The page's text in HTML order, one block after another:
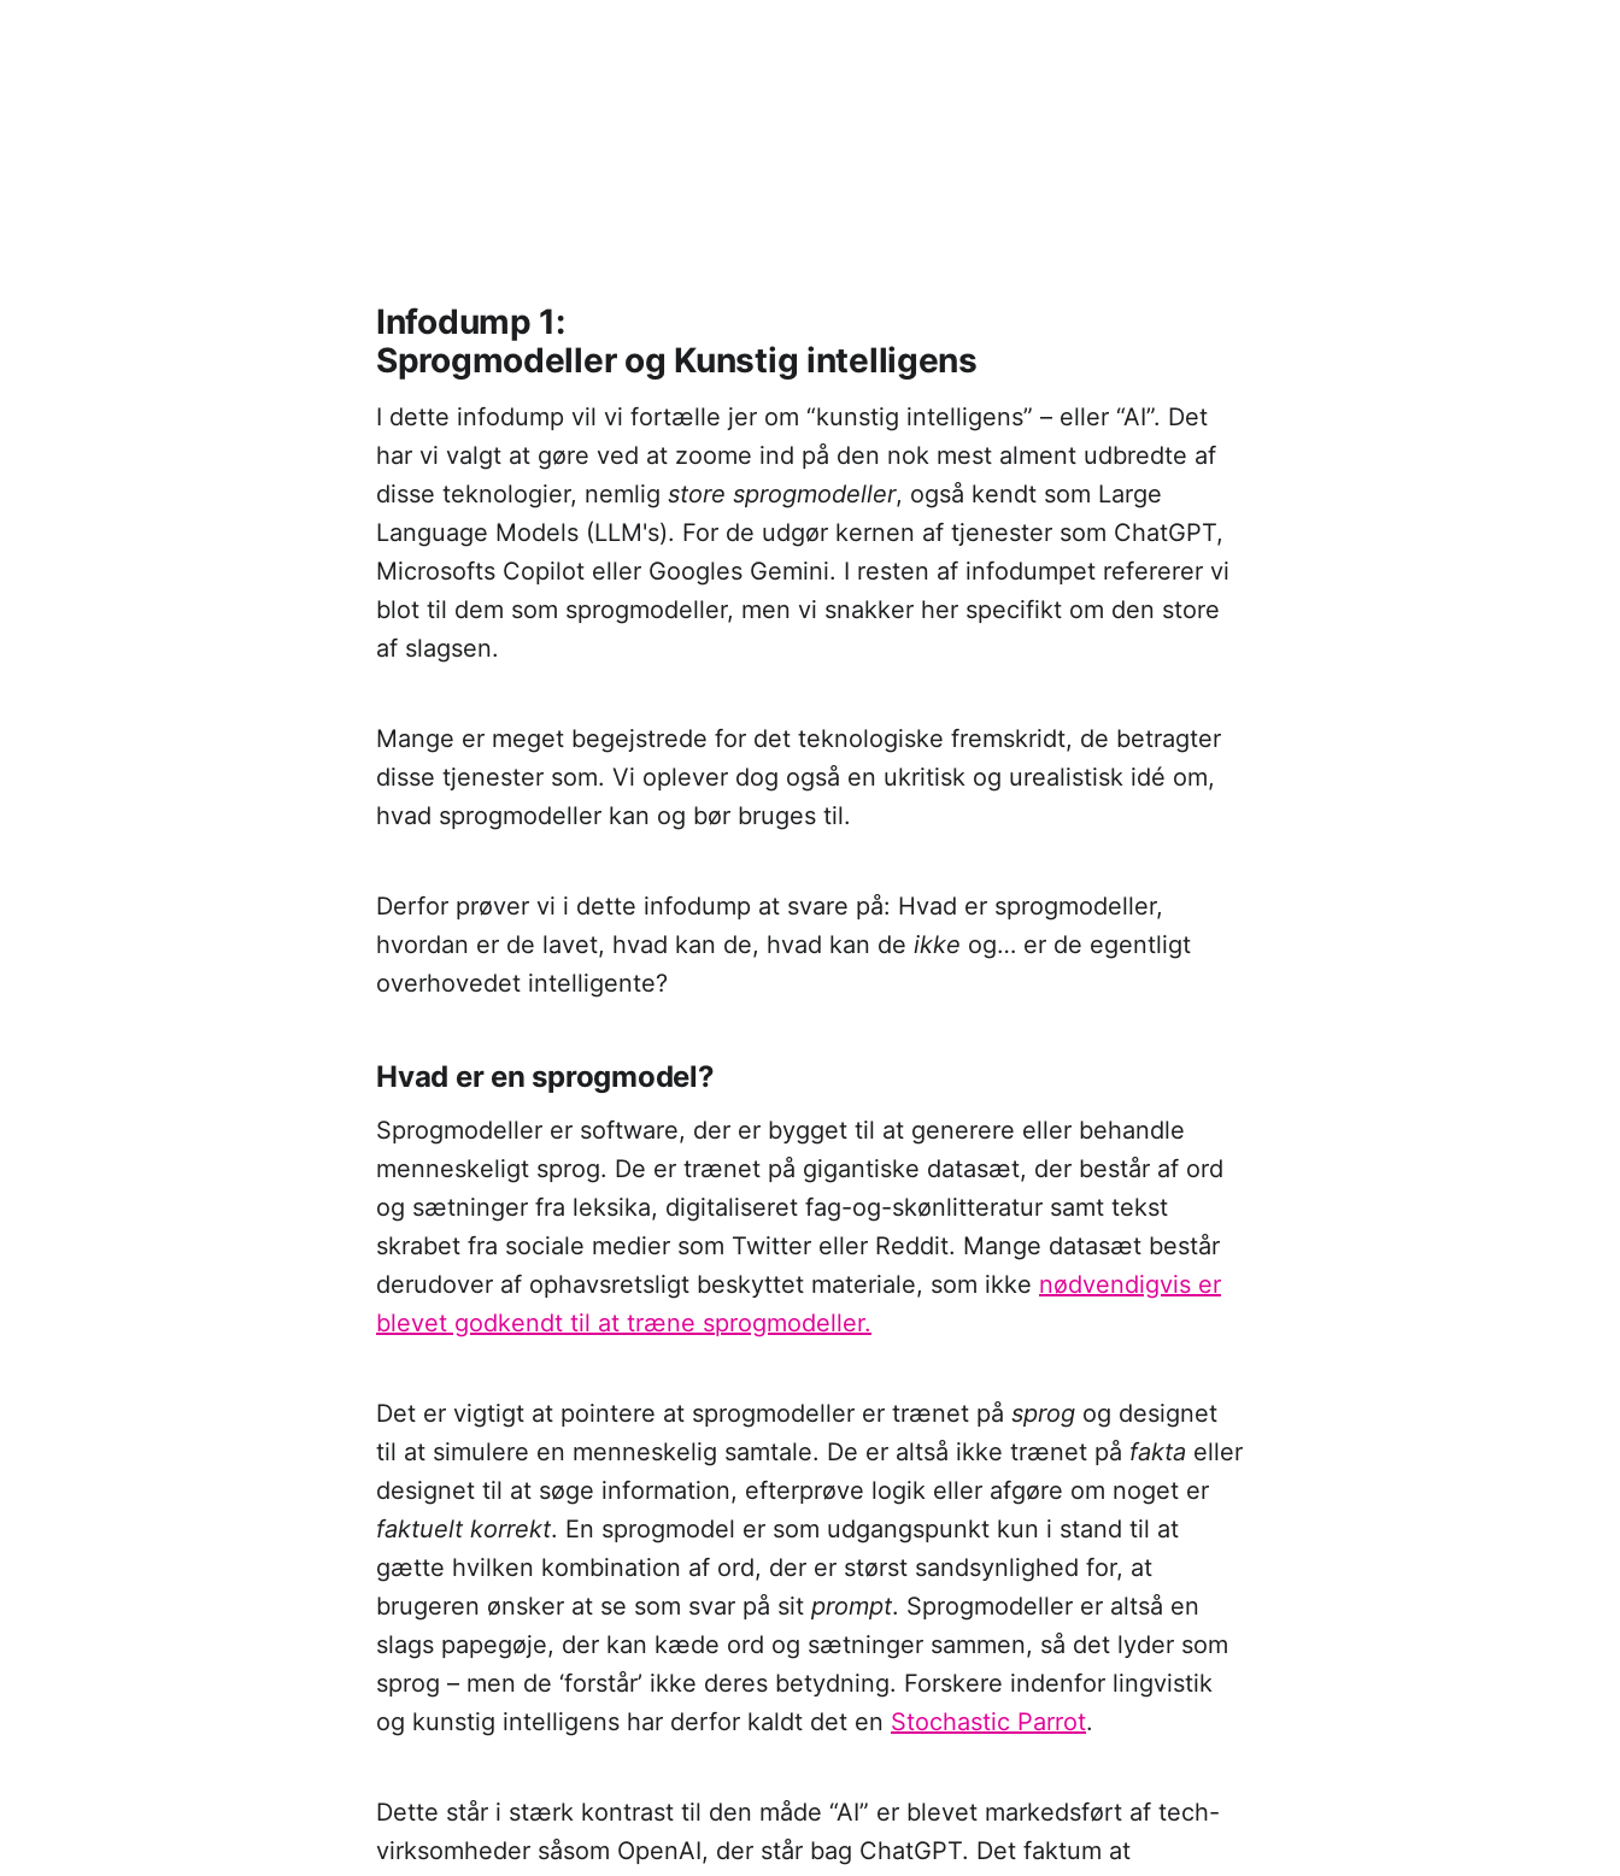
Infodump 1:
Sprogmodeller og Kunstig intelligens
I dette infodump vil vi fortælle jer om “kunstig intelligens” – eller “AI”. Det
har vi valgt at gøre ved at zoome ind på den nok mest alment udbredte af
disse teknologier, nemlig store sprogmodeller, også kendt som Large
Language Models (LLM's). For de udgør kernen af tjenester som ChatGPT,
Microsofts Copilot eller Googles Gemini. I resten af infodumpet refererer vi
blot til dem som sprogmodeller, men vi snakker her specifikt om den store
af slagsen.
Mange er meget begejstrede for det teknologiske fremskridt, de betragter
disse tjenester som. Vi oplever dog også en ukritisk og urealistisk idé om,
hvad sprogmodeller kan og bør bruges til.
Derfor prøver vi i dette infodump at svare på: Hvad er sprogmodeller,
hvordan er de lavet, hvad kan de, hvad kan de ikke og… er de egentligt
overhovedet intelligente?
Hvad er en sprogmodel?
Sprogmodeller er software, der er bygget til at generere eller behandle
menneskeligt sprog. De er trænet på gigantiske datasæt, der består af ord
og sætninger fra leksika, digitaliseret fag-og-skønlitteratur samt tekst
skrabet fra sociale medier som Twitter eller Reddit. Mange datasæt består
derudover af ophavsretsligt beskyttet materiale, som ikke nødvendigvis er
blevet godkendt til at træne sprogmodeller.
Det er vigtigt at pointere at sprogmodeller er trænet på sprog og designet
til at simulere en menneskelig samtale. De er altså ikke trænet på fakta eller
designet til at søge information, efterprøve logik eller afgøre om noget er
faktuelt korrekt. En sprogmodel er som udgangspunkt kun i stand til at
gætte hvilken kombination af ord, der er størst sandsynlighed for, at
brugeren ønsker at se som svar på sit prompt. Sprogmodeller er altså en
slags papegøje, der kan kæde ord og sætninger sammen, så det lyder som
sprog – men de ‘forstår’ ikke deres betydning. Forskere indenfor lingvistik
og kunstig intelligens har derfor kaldt det en Stochastic Parrot.
Dette står i stærk kontrast til den måde “AI” er blevet markedsført af tech-
virksomheder såsom OpenAI, der står bag ChatGPT. Det faktum at